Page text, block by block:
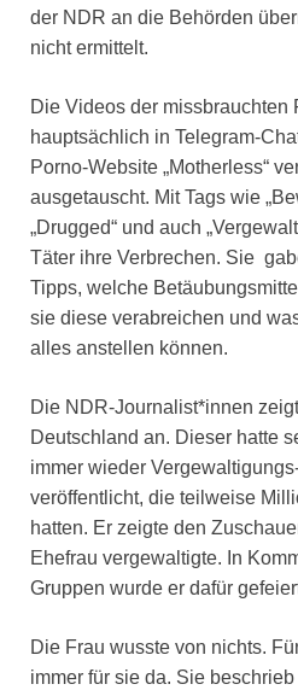
der NDR an die Behörden
nicht ermittelt.
Die Videos der missbrauchten
hauptsächlich in Telegram-
Porno-Website „Motherless“
ausgetauscht. Mit Tags wie
„Drugged“ und auch
Täter ihre Verbrechen. Sie
Tipps, welche
sie diese verabreichen und
alles anstellen können.
Die NDR-Journalist*innen
Deutschland an. Dieser hatte
immer wieder
veröffentlicht, die teilweise
hatten. Er zeigte den
Ehefrau vergewaltigte. In
Gruppen wurde er dafür
Die Frau wusste von nichts.
immer für sie da. Sie